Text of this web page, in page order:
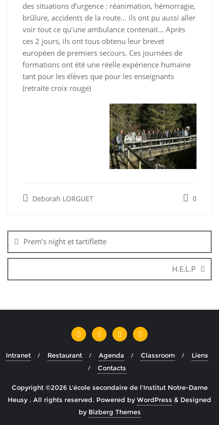
des situations d’urgence : réanimation, hémorragie,
brûlure, accidents de la route… ils ont pu aussi aller
voir tout ce qu’une ambulance contenait… Après
ces 2 jours, ils ont tous obtenu leur brevet
européen de premiers secours. Ces journées de
formations ont été une réelle expérience humaine
tant pour les élèves que pour les enseignants
(retraite croix rouge)
Deborah LORGUET 0
Prem’s night et tartiflette
H.E.L.P
Intranet Restaurant Agenda Classroom
Liens
Contacts
Copyright ©2026 L'école secondaire de l'Institut Notre-Dame
Heusy . All rights reserved. Powered byWordPress & Designed
by Bizberg Themes